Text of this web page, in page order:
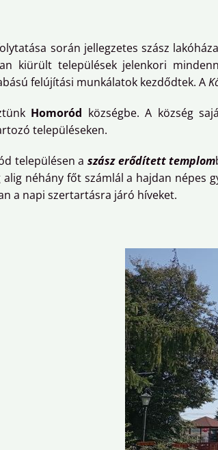
során jellegzetes szász
kiürült települések jelenkori
felújítási munkálatok kezdődtek. A
Homoród községbe. A község
településeken.
településen a szász erődített templom
alig néhány főt számlál a hajdan népes
a napi szertartásra járó híveket.